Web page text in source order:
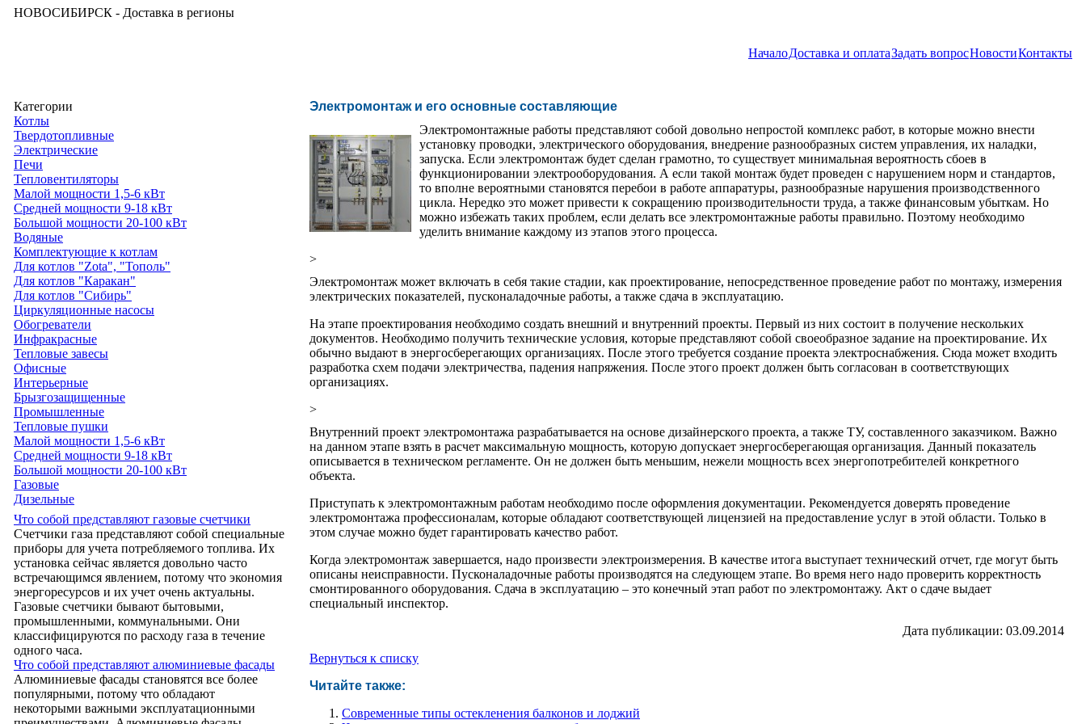
НОВОСИБИРСК - Доставка в регионы
НачалоДоставка и оплатаЗадать вопросНовостиКонтакты
Категории
Котлы
Твердотопливные
Электрические
Печи
Тепловентиляторы
Малой мощности 1,5-6 кВт
Средней мощности 9-18 кВт
Большой мощности 20-100 кВт
Водяные
Комплектующие к котлам
Для котлов "Zota", "Тополь"
Для котлов "Каракан"
Для котлов "Сибирь"
Циркуляционные насосы
Обогреватели
Инфракрасные
Тепловые завесы
Офисные
Интерьерные
Брызгозащищенные
Промышленные
Тепловые пушки
Малой мощности 1,5-6 кВт
Средней мощности 9-18 кВт
Большой мощности 20-100 кВт
Газовые
Дизельные
Что собой представляют газовые счетчики
Счетчики газа представляют собой специальные
приборы для учета потребляемого топлива. Их
установка сейчас является довольно часто
встречающимся явлением, потому что экономия
энергоресурсов и их учет очень актуальны.
Газовые счетчики бывают бытовыми,
промышленными, коммунальными. Они
классифицируются по расходу газа в течение
одного часа.
Что собой представляют алюминиевые фасады
Алюминиевые фасады становятся все более
популярными, потому что обладают
некоторыми важными эксплуатационными
Электромонтаж и его основные составляющие
Электромонтажные работы представляют собой довольно непростой комплекс работ, в которые можно внести
установку проводки, электрического оборудования, внедрение разнообразных систем управления, их наладки,
запуска. Если электромонтаж будет сделан грамотно, то существует минимальная вероятность сбоев в
функционировании электрооборудования. А если такой монтаж будет проведен с нарушением норм и стандартов,
то вполне вероятными становятся перебои в работе аппаратуры, разнообразные нарушения производственного
цикла. Нередко это может привести к сокращению производительности труда, а также финансовым убыткам. Но
можно избежать таких проблем, если делать все электромонтажные работы правильно. Поэтому необходимо
уделить внимание каждому из этапов этого процесса.
>
Электромонтаж может включать в себя такие стадии, как проектирование, непосредственное проведение работ по монтажу, измерения
электрических показателей, пусконаладочные работы, а также сдача в эксплуатацию.
На этапе проектирования необходимо создать внешний и внутренний проекты. Первый из них состоит в получение нескольких
документов. Необходимо получить технические условия, которые представляют собой своеобразное задание на проектирование. Их
обычно выдают в энергосберегающих организациях. После этого требуется создание проекта электроснабжения. Сюда может входить
разработка схем подачи электричества, падения напряжения. После этого проект должен быть согласован в соответствующих
организациях.
>
Внутренний проект электромонтажа разрабатывается на основе дизайнерского проекта, а также ТУ, составленного заказчиком. Важно
на данном этапе взять в расчет максимальную мощность, которую допускает энергосберегающая организация. Данный показатель
описывается в техническом регламенте. Он не должен быть меньшим, нежели мощность всех энергопотребителей конкретного
объекта.
Приступать к электромонтажным работам необходимо после оформления документации. Рекомендуется доверять проведение
электромонтажа профессионалам, которые обладают соответствующей лицензией на предоставление услуг в этой области. Только в
этом случае можно будет гарантировать качество работ.
Когда электромонтаж завершается, надо произвести электроизмерения. В качестве итога выступает технический отчет, где могут быть
описаны неисправности. Пусконаладочные работы производятся на следующем этапе. Во время него надо проверить корректность
смонтированного оборудования. Сдача в эксплуатацию – это конечный этап работ по электромонтажу. Акт о сдаче выдает
специальный инспектор.
Дата публикации: 03.09.2014
Вернуться к списку
Читайте также:
Современные типы остекленения балконов и лоджий